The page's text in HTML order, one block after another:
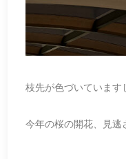
枝先が色づいています
今年の桜の開花、見逃